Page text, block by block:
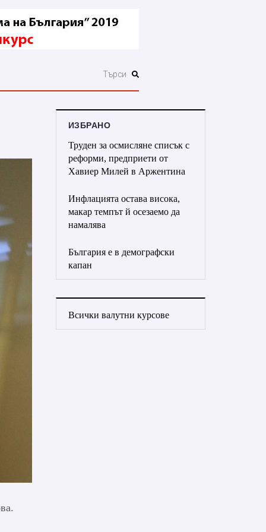
ИЗБРАНО
Труден за осмисляне списък с
реформи, предприети от
Хавиер Милей в Аржентина
Инфлацията остава висока,
макар темпът й осезаемо да
намалява
България е в демографски
капан
Всички валутни курсове